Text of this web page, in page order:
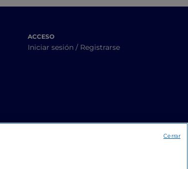
ACCESO
Iniciar sesión / Registrarse
Cerrar